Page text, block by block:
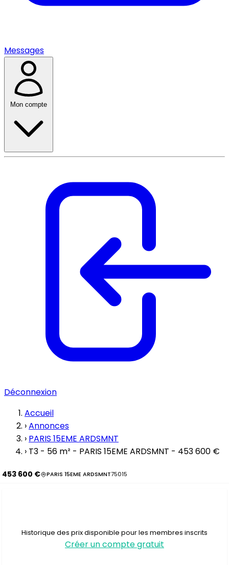
Messages
Mon compte
Déconnexion
Accueil
›Annonces
› PARIS 15EME ARDSMNT
› T3 - 56 m² - PARIS 15EME ARDSMNT - 453 600 €
453 600 € PARIS 15EME ARDSMNT75015
Historique des prix disponible pour les membres inscrits
Créer un compte gratuit